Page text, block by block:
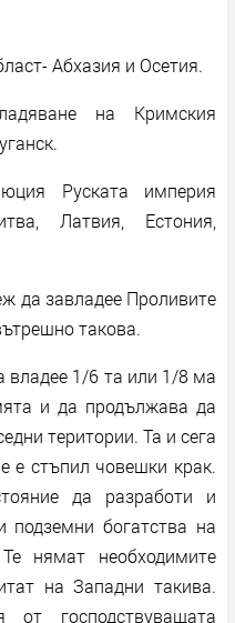
Абхазия и Осетия.
на Кримския
Руската империя
Латвия, Естония,
да завладее Проливите
такова.
владее 1/6 та или 1/8 ма
и да продължава да
територии. Та и сега
е стъпил човешки крак.
да разработи и
подземни богатства на
нямат необходимите
на Западни такива.
господствуващата